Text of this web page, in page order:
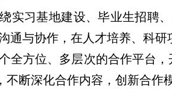
实习基地建设、毕业生招聘
通与协作，在人才培养、科
全方位、多层次的合作平台
不断深化合作内容，创新合